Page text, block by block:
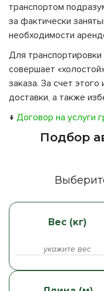
транспортом
за фактически
необходимости
Для
совершает
заказа. За счет
доставки, а также
↓ Договор на услуги
Подбор
Вес (кг)